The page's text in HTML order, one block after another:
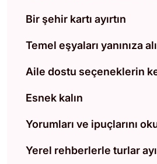
Bir şehir kartı ayırtın
Temel eşyaları yanınıza
Aile dostu seçeneklerin
Esnek kalın
Yorumları ve ipuçlarını
Yerel rehberlerle turlar